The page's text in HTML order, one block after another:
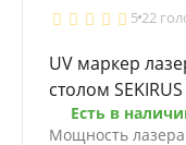
522
UV маркер
столом
Есть в
Мощность